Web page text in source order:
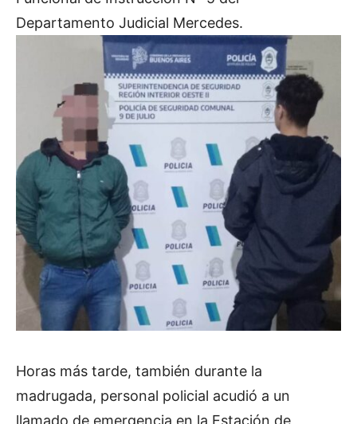
Departamento Judicial Mercedes.
Horas más tarde, también durante la
madrugada, personal policial acudió a un
llamado de emergencia en la Estación de